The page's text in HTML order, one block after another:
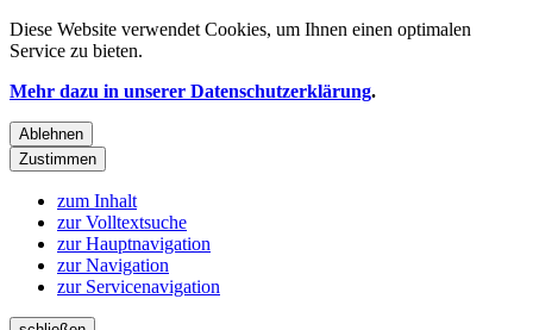
Diese Website verwendet Cookies, um Ihnen einen optimalen
Service zu bieten.
Mehr dazu in unserer Datenschutzerklärung.
Ablehnen
Zustimmen
zum Inhalt
zur Volltextsuche
zur Hauptnavigation
zur Navigation
zur Servicenavigation